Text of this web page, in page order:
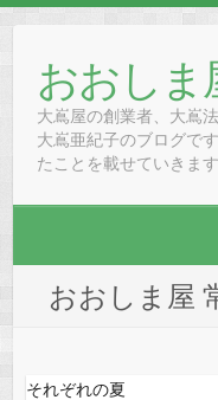
contentおおしま
大嶌屋の創業者、大嶌
大嶌亜紀子のブログで
たことを載せていきます
おおしま屋
それぞれの夏